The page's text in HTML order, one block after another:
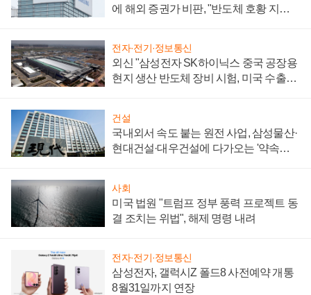
에 해외 증권가 비판, "반도체 호황 지속
전자·전기·정보통신
외신 "삼성전자 SK하이닉스 중국 공장용
현지 생산 반도체 장비 시험, 미국 수출통
건설
국내외서 속도 붙는 원전 사업, 삼성물산·
현대건설·대우건설에 다가오는 '약속의
사회
미국 법원 "트럼프 정부 풍력 프로젝트 동
결 조치는 위법", 해제 명령 내려
전자·전기·정보통신
삼성전자, 갤럭시Z 폴드8 사전예약 개통
8월31일까지 연장